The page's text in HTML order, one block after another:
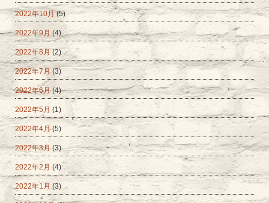
2022年10月(5)
2022年9月(4)
2022年8月(2)
2022年7月(3)
2022年6月(4)
2022年5月 (1)
2022年4月 (5)
2022年3月(3)
2022年2月 (4)
2022年1月 (3)